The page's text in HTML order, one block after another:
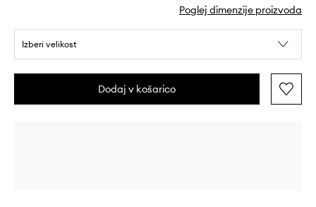
Poglej dimenzije proizvoda
Izberi velikost
Dodaj v košarico